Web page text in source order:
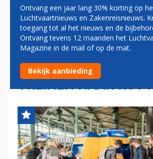
SCHIPHOL KRIJGT
VERNIEUWD STATION,
AIRPORT SPRINTER
TREINEN NAAR
Ontvang een jaar lang 30% korting op
Luchtvaartnieuws en Zakenreisnieuws.
toegang tot al het nieuws en de
Ontvang tevens 12 maanden het
Magazine in de mail of op de mat.
Bekijk aanbieding